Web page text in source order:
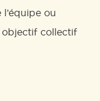
ou
objectif collectif